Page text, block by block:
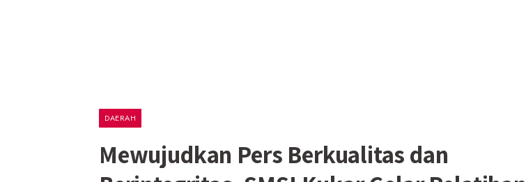
DAERAH
Mewujudkan Pers Berkualitas dan